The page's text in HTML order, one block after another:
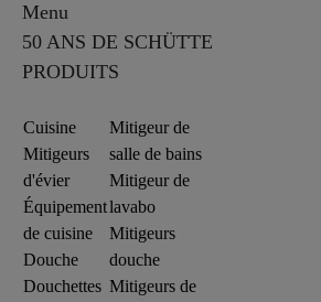
Menu
50 ANS DE SCHÜTTE
PRODUITS
Cuisine
Mitigeurs
d'évier
Équipement
de cuisine
Douche
Douchettes
Mitigeur de
salle de bains
Mitigeur de
lavabo
Mitigeurs
douche
Mitigeurs de